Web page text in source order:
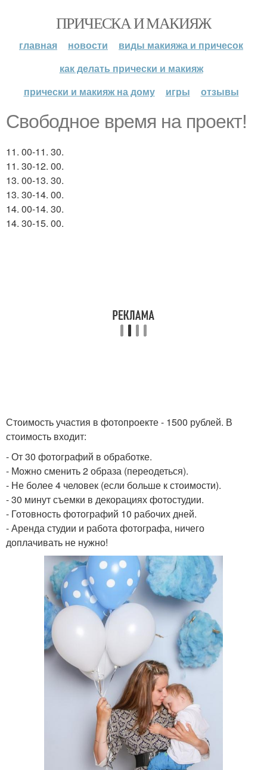
ПРИЧЕСКА И МАКИЯЖ
главная новости
виды макияжа и причесок
как делать прически и макияж
прически и макияж на дому
игры отзывы
Свободное время на проект!
11. 00-11. 30.
11. 30-12. 00.
13. 00-13. 30.
13. 30-14. 00.
14. 00-14. 30.
14. 30-15. 00.
Стоимость участия в фотопроекте - 1500 рублей. В
стоимость входит:
- От 30 фотографий в обработке.
- Можно сменить 2 образа (переодеться).
- Не более 4 человек (если больше к стоимости).
- 30 минут съемки в декорациях фотостудии.
- Готовность фотографий 10 рабочих дней.
- Аренда студии и работа фотографа, ничего
доплачивать не нужно!